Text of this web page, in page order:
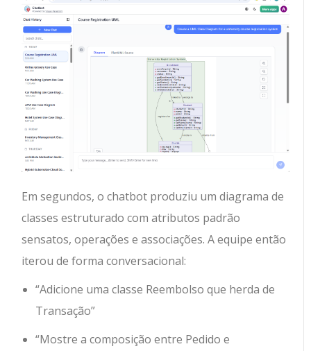
Em segundos, o chatbot produziu um diagrama de
classes estruturado com atributos padrão
sensatos, operações e associações. A equipe então
iterou de forma conversacional:
“Adicione uma classe Reembolso que herda de
Transação”
“Mostre a composição entre Pedido e